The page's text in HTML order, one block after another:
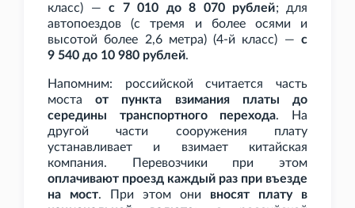
класс) —с 7 010 до 8 070 рублей; для
автопоездов (с тремя и более осями и
высотой более 2,6 метра) (4-й класс) — с
9 540 до 10 980 рублей.
Напомним: российской считается часть
мостаот пункта взимания платы до
середины транспортного перехода. На
другой части сооружения плату
устанавливает и взимает китайская
компания. Перевозчики при этом
оплачивают проезд каждый раз при въезде
на мост. При этом они вносят плату в